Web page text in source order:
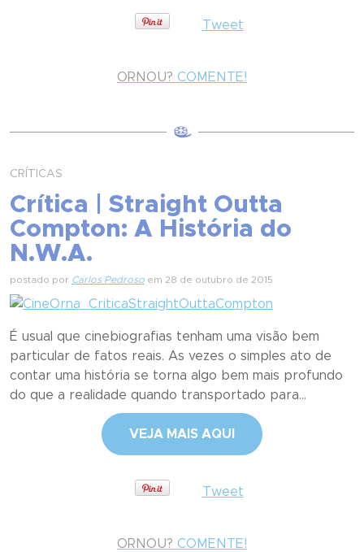
Tweet
ORNOU? COMENTE!
CRÍTICAS
Crítica | Straight Outta
Compton: A História do
N.W.A.
postado por Carlos Pedroso em 28 de outubro de 2015
É usual que cinebiografias tenham uma visão bem
particular de fatos reais. As vezes o simples ato de
contar uma história se torna algo bem mais profundo
do que a realidade quando transportado para...
VEJA MAIS AQUI
Tweet
ORNOU? COMENTE!